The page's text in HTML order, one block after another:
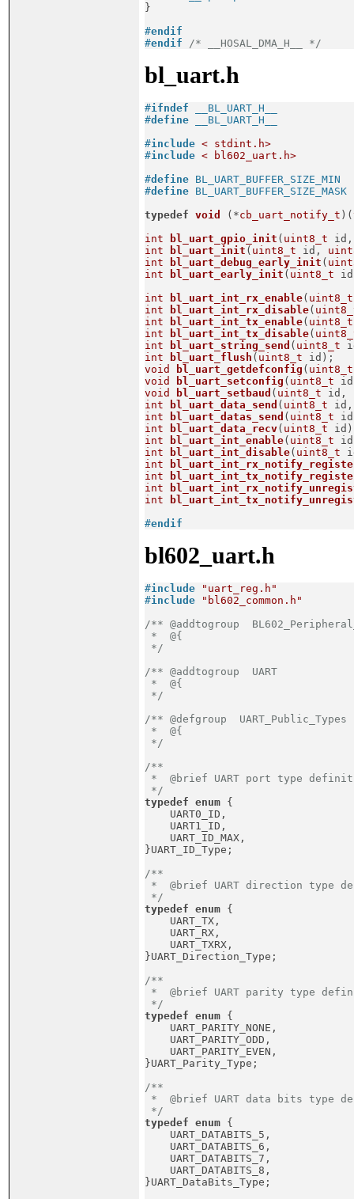
}
#endif
#endif /* __HOSAL_DMA_H__ */
bl_uart.h
#ifndef __BL_UART_H__
#define __BL_UART_H__
#include < stdint.h>
#include < bl602_uart.h>
#define
#define
typedef void (*cb_uart_notify_t ) (
int
bl_uart_gpio_init ( uint8_t
int
bl_uart_init ( uint8_t id,
int
bl_uart_debug_early_init (
int
bl_uart_early_init ( uint8_t
int
bl_uart_int_rx_enable( uint8_t
int
bl_uart_int_rx_disable(
int
bl_uart_int_tx_enable( uint8_t
int
bl_uart_int_tx_disable(
int
bl_uart_string_send ( uint8_t
int
bl_uart_flush ( uint8_t id) ;
void
bl_uart_getdefconfig ( uint8_t
void
bl_uart_setconfig ( uint8_t
void
bl_uart_setbaud ( uint8_t id,
int
bl_uart_data_send ( uint8_t
int
bl_uart_datas_send ( uint8_t
int
bl_uart_data_recv( uint8_t id)
int
bl_uart_int_enable( uint8_t
int
bl_uart_int_disable( uint8_t
int
int
int
int
#endif
bl602_uart.h
#include
"uart_reg.h"
#include
"bl602_common.h"
/** @addtogroup
*  @{
*/
/** @addtogroup  UART
*  @{
*/
/** @defgroup  UART_Public_Types
*  @{
*/
/**
*  @brief UART port type
*/
typedef enum {
}UART_ID_Type;
/**
*  @brief UART direction type
*/
typedef enum {
}UART_Direction_Type;
/**
*  @brief UART parity type
*/
typedef enum {
}UART_Parity_Type;
/**
*  @brief UART data bits type
*/
typedef enum {
}UART_DataBits_Type;